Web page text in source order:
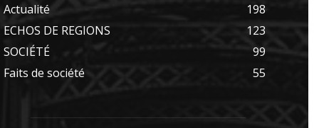
Actualité
198
ECHOS DE REGIONS
123
SOCIÉTÉ
99
Faits de société
55